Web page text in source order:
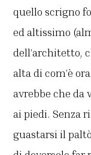
quello scrigno
ed altissimo
dell’architetto,
alta di com’è
avrebbe che da
ai piedi. Senza
guastarsi il